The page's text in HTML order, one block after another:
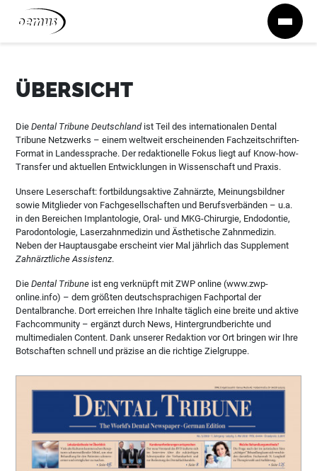
Zum Inhalt springen
ÜBERSICHT
DieDental Tribune Deutschlandist Teil des internationalen Dental
Tribune Netzwerks – einem weltweit erscheinenden Fachzeitschriften-
Format in Landessprache. Der redaktionelle Fokus liegt auf Know-how-
Transfer und aktuellen Entwicklungen in Wissenschaft und Praxis.
Unsere Leserschaft: fortbildungsaktive Zahnärzte, Meinungsbildner
sowie Mitglieder von Fachgesellschaften und Berufsverbänden – u.a.
in den Bereichen Implantologie, Oral- und MKG-Chirurgie, Endodontie,
Parodontologie, Laserzahnmedizin und Ästhetische Zahnmedizin.
Neben der Hauptausgabe erscheint vier Mal jährlich das Supplement
Zahnärztliche Assistenz.
DieDental Tribune ist eng verknüpft mit ZWP online (www.zwp-
online.info) – dem größten deutschsprachigen Fachportal der
Dentalbranche. Dort erreichen Ihre Inhalte täglich eine breite und aktive
Fachcommunity – ergänzt durch News, Hintergrundberichte und
multimedialen Content. Dank unserer Redaktion vor Ort bringen wir Ihre
Botschaften schnell und präzise an die richtige Zielgruppe.